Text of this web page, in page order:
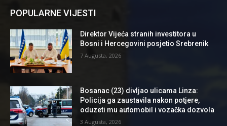
POPULARNE VIJESTI
Direktor Vijeća stranih investitora u
Bosni i Hercegovini posjetio Srebrenik
7 Augusta, 2026
Bosanac (23) divljao ulicama Linza:
Policija ga zaustavila nakon potjere,
oduzeti mu automobil i vozačka dozvola
3 Augusta, 2026